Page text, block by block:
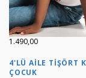
1.490,00
4'LÜ AILE TIŞÖRT
ÇOCUK